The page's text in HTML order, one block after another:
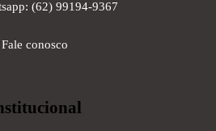
(62) 99194-9367
Fale conosco